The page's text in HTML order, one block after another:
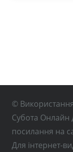
©
Субота Онлайн
посилання на
Для інтернет-